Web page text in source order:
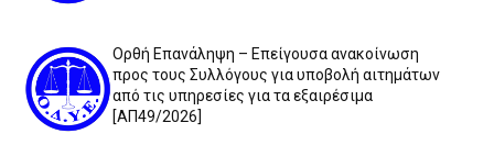
Ορθή Επανάληψη – Επείγουσα ανακοίνωση
προς τους Συλλόγους για υποβολή αιτημάτων
από τις υπηρεσίες για τα εξαιρέσιμα
[ΑΠ49/2026]